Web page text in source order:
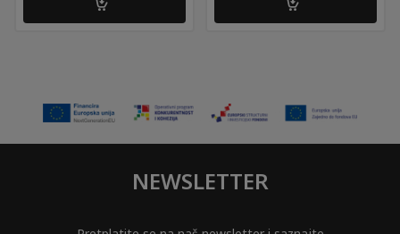
NEWSLETTER